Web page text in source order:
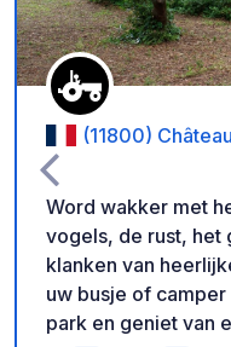
(11800)
Word wakker met
vogels, de rust, het
klanken van
uw busje of
park en geniet van